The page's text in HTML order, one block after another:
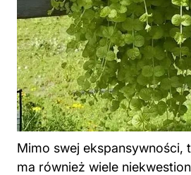
Mimo swej ekspansywności,
ma również wiele